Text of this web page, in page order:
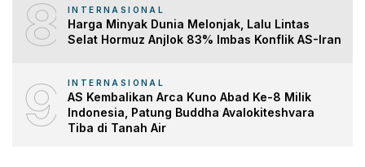
8 INTERNASIONAL
Harga Minyak Dunia Melonjak, Lalu Lintas
Selat Hormuz Anjlok 83% Imbas Konflik AS-Iran
9 INTERNASIONAL
AS Kembalikan Arca Kuno Abad Ke-8 Milik
Indonesia, Patung Buddha Avalokiteshvara
Tiba di Tanah Air